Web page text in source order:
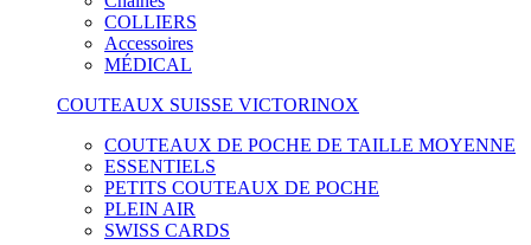
COLLIERS
Accessoires
MÉDICAL
COUTEAUX SUISSE VICTORINOX
COUTEAUX DE POCHE DE TAILLE MOYENNE
ESSENTIELS
PETITS COUTEAUX DE POCHE
PLEIN AIR
SWISS CARDS